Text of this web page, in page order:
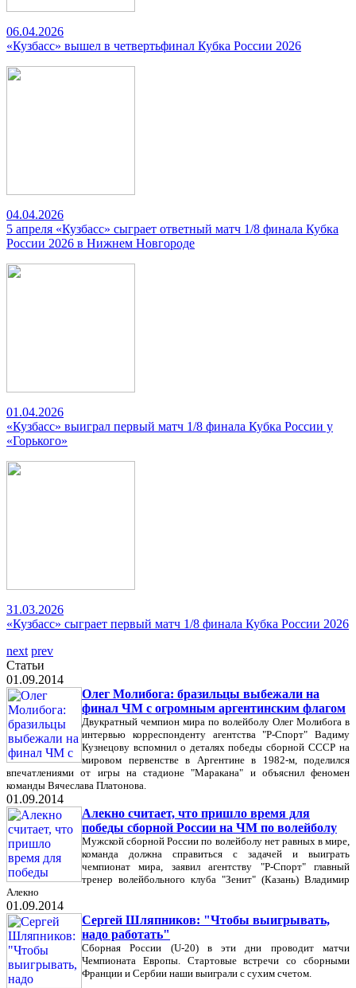
06.04.2026
«Кузбасс» вышел в четвертьфинал Кубка России 2026
04.04.2026
5 апреля «Кузбасс» сыграет ответный матч 1/8 финала Кубка
России 2026 в Нижнем Новгороде
01.04.2026
«Кузбасс» выиграл первый матч 1/8 финала Кубка России у
«Горького»
31.03.2026
«Кузбасс» сыграет первый матч 1/8 финала Кубка России 2026
next prev
Статьи
01.09.2014
Олег Молибога: бразильцы выбежали на
финал ЧМ с огромным аргентинским флагом
Двукратный чемпион мира по волейболу Олег Молибога в
интервью корреспонденту агентства "Р-Спорт" Вадиму
Кузнецову вспомнил о деталях победы сборной СССР на
мировом первенстве в Аргентине в 1982-м, поделился
впечатлениями от игры на стадионе "Маракана" и объяснил феномен
команды Вячеслава Платонова.
01.09.2014
Алекно считает, что пришло время для
победы сборной России на ЧМ по волейболу
Мужской сборной России по волейболу нет равных в мире,
команда должна справиться с задачей и выиграть
чемпионат мира, заявил агентству "Р-Спорт" главный
тренер волейбольного клуба "Зенит" (Казань) Владимир
Алекно
01.09.2014
Сергей Шляпников: "Чтобы выигрывать,
надо работать"
Сборная России (U-20) в эти дни проводит матчи
Чемпионата Европы. Стартовые встречи со сборными
Франции и Сербии наши выиграли с сухим счетом.